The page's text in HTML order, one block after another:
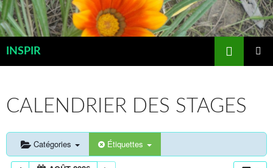
Aller
au
contenu
INSPIR
CALENDRIER DES STAGES
Catégories Étiquettes